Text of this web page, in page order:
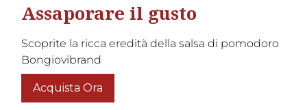
Assaporare il gusto
Scoprite la ricca eredità della salsa di pomodoro
Bongiovibrand
Acquista Ora